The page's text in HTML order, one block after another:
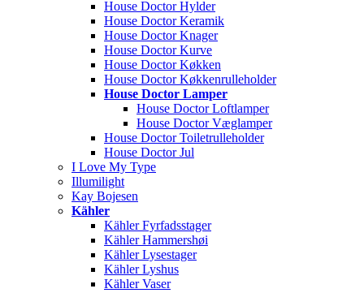
House Doctor Hylder
House Doctor Keramik
House Doctor Knager
House Doctor Kurve
House Doctor Køkken
House Doctor Køkkenrulleholder
House Doctor Lamper
House Doctor Loftlamper
House Doctor Væglamper
House Doctor Toiletrulleholder
House Doctor Jul
I Love My Type
Illumilight
Kay Bojesen
Kähler
Kähler Fyrfadsstager
Kähler Hammershøi
Kähler Lysestager
Kähler Lyshus
Kähler Vaser